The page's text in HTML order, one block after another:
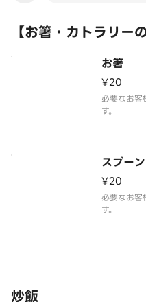
【お箸・カトラリー
お箸
¥20
必要なお客
す。
スプーン
¥20
必要なお客
す。
炒飯